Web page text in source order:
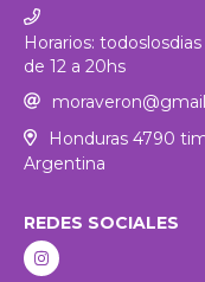
Horarios:
de 12 a 20hs
Honduras 4790
Argentina
REDES SOCIALES